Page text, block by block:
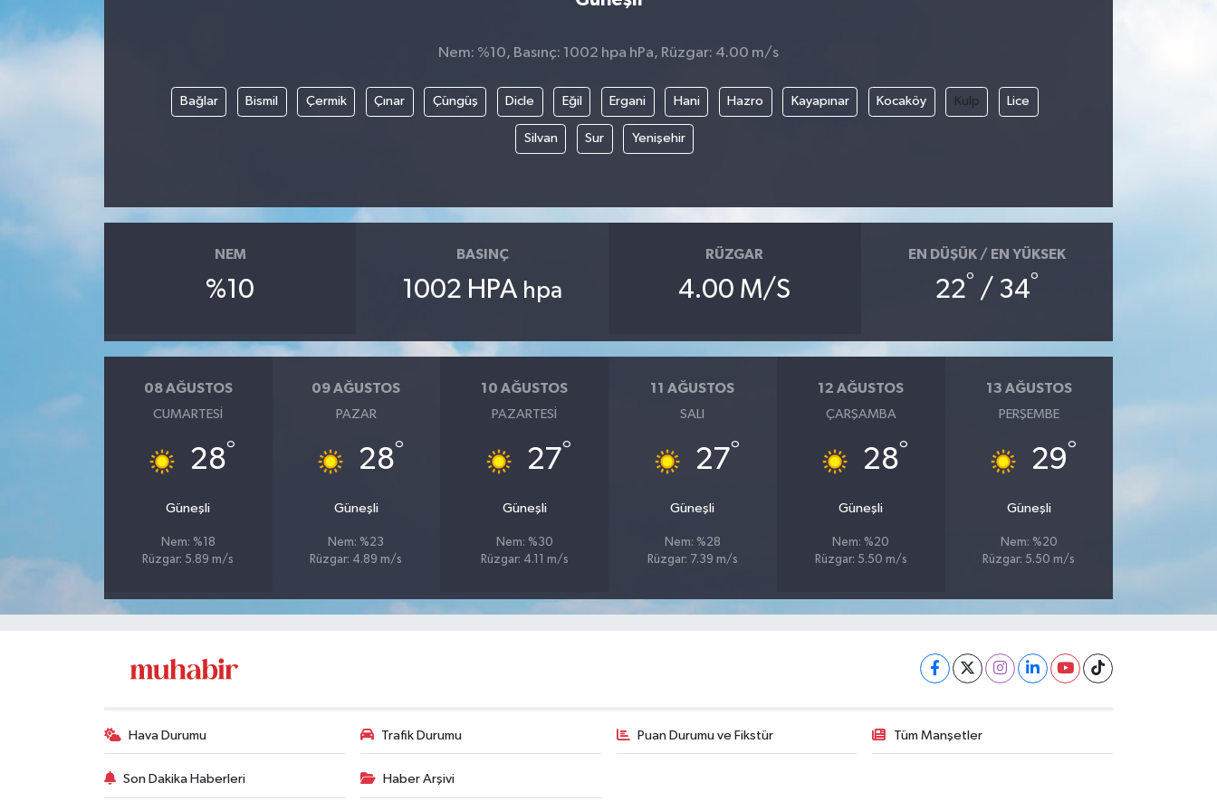
Nem: %10, Basınç: 1002 hpa hPa, Rüzgar: 4.00 m/s
Bağlar Bismil Çermik Çınar Çüngüş Dicle Eğil Ergani Hani Hazro Kayapınar Kocaköy Kulp Lice
Silvan Sur Yenişehir
NEM
%10
BASINÇ
1002 HPA hpa
RÜZGAR
4.00 M/S
EN DÜŞÜK / EN YÜKSEK
22° / 34°
08 AĞUSTOS
CUMARTESI
28°
Güneşli
Nem: %18
Rüzgar: 5.89 m/s
09 AĞUSTOS
PAZAR
28°
Güneşli
Nem: %23
Rüzgar: 4.89 m/s
10 AĞUSTOS
PAZARTESI
27°
Güneşli
Nem: %30
Rüzgar: 4.11 m/s
11 AĞUSTOS
SALI
27°
Güneşli
Nem: %28
Rüzgar: 7.39 m/s
12 AĞUSTOS
ÇARŞAMBA
28°
Güneşli
Nem: %20
Rüzgar: 5.50 m/s
13 AĞUSTOS
PERŞEMBE
29°
Güneşli
Nem: %20
Rüzgar: 5.50 m/s
Hava Durumu Trafik Durumu Puan Durumu ve Fikstür Tüm Manşetler
Son Dakika Haberleri Haber Arşivi